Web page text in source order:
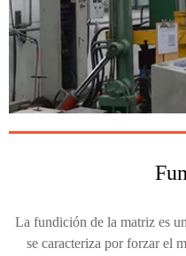
La fundición de la matriz es
se caracteriza por forzar el